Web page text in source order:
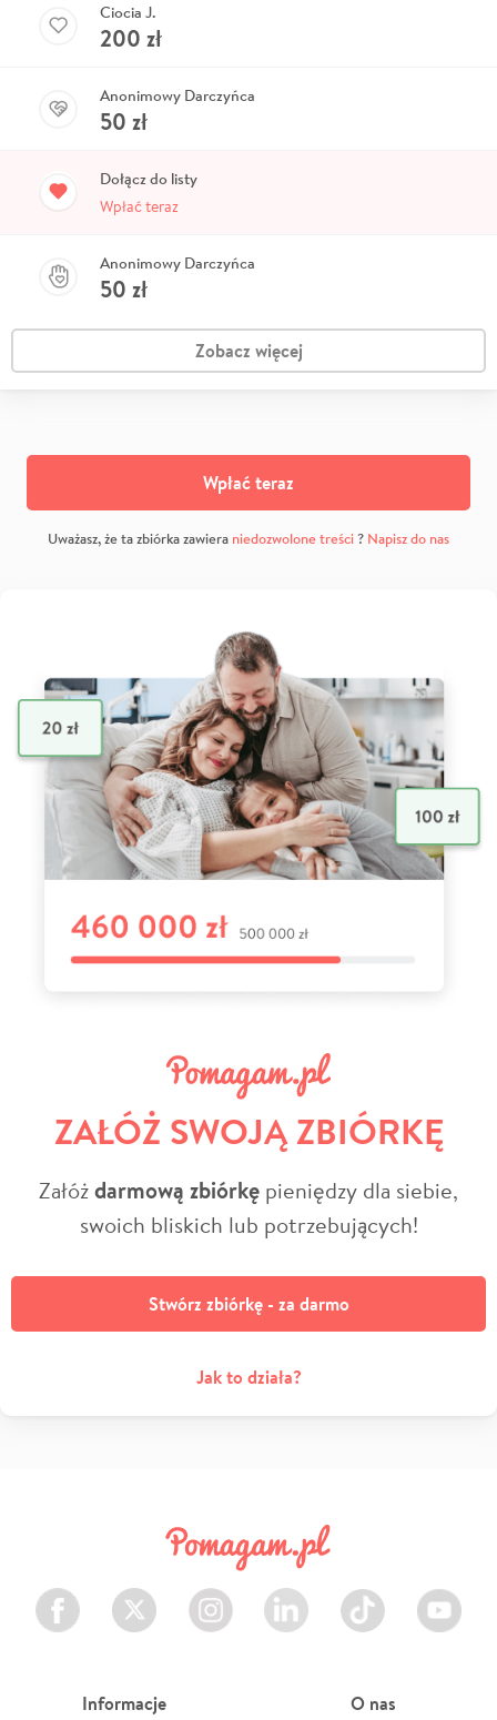
Ciocia J.
200 zł
Anonimowy Darczyńca
50 zł
Dołącz do listy
Wpłać teraz
Anonimowy Darczyńca
50 zł
Zobacz więcej
Wpłać teraz
Uważasz, że ta zbiórka zawiera niedozwolone treści? Napisz do nas
ZAŁÓŻ SWOJĄ ZBIÓRKĘ
Załóżdarmową zbiórkę pieniędzy dla siebie,
swoich bliskich lub potrzebujących!
Stwórz zbiórkę - za darmo
Jak to działa?
Facebook Twitter Instagram LinkedIn TikTok Youtube
Informacje O nas